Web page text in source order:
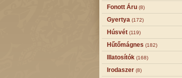
Fonott Áru (8)
Gyertya (172)
Húsvét (119)
Hűtőmágnes (182)
Illatosítók (168)
Irodaszer (8)